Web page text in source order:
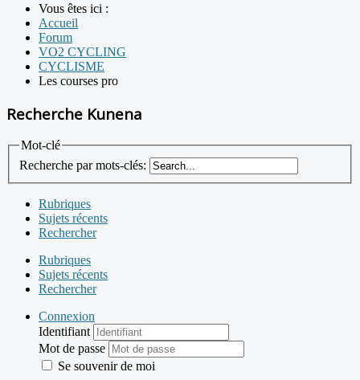
Vous êtes ici :
Accueil
Forum
VO2 CYCLING
CYCLISME
Les courses pro
Recherche Kunena
Mot-clé
Recherche par mots-clés:
Rubriques
Sujets récents
Rechercher
Rubriques
Sujets récents
Rechercher
Connexion
Identifiant
Mot de passe
Se souvenir de moi